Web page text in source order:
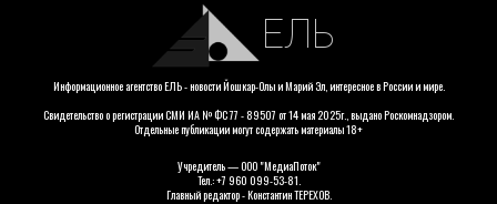
ЕЛЬ
Информационное агентство ЕЛЬ - новости Йошкар-Олы и Марий Эл, интересное в России и мире.
Свидетельство о регистрации СМИ ИА № ФС 77 - 89507 от 14 мая 2025г., выдано Роскомнадзором.
Отдельные публикации могут содержать материалы 18+
Учредитель — ООО "МедиаПоток"
Тел.: +7 960 099-53-81.
Главный редактор - Константин ТЕРЕХОВ.